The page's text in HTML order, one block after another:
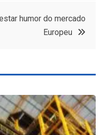
humor do mercado
Europeu